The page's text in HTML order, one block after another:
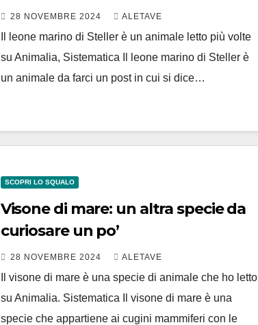
28 NOVEMBRE 2024 ALETAVE
Il leone marino di Steller è un animale letto più volte
su Animalia, Sistematica Il leone marino di Steller è
un animale da farci un post in cui si dice…
SCOPRI LO SQUALO
Visone di mare: un altra specie da
curiosare un po’
28 NOVEMBRE 2024 ALETAVE
Il visone di mare è una specie di animale che ho letto
su Animalia. Sistematica Il visone di mare è una
specie che appartiene ai cugini mammiferi con le